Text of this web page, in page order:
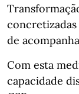
concretizadas
de
Com esta
capacidade